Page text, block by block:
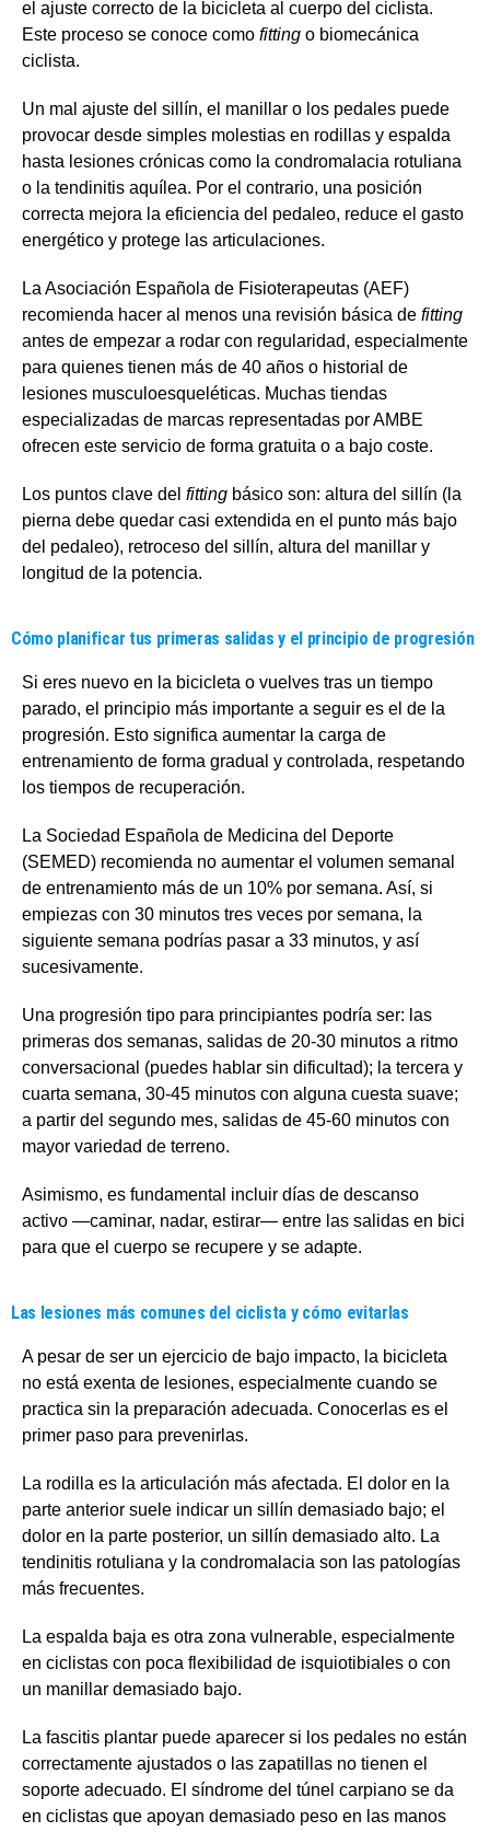
el ajuste correcto de la bicicleta al cuerpo del ciclista.
Este proceso se conoce como fitting o biomecánica
ciclista.
Un mal ajuste del sillín, el manillar o los pedales puede
provocar desde simples molestias en rodillas y espalda
hasta lesiones crónicas como la condromalacia rotuliana
o la tendinitis aquílea. Por el contrario, una posición
correcta mejora la eficiencia del pedaleo, reduce el gasto
energético y protege las articulaciones.
La Asociación Española de Fisioterapeutas (AEF)
recomienda hacer al menos una revisión básica de fitting
antes de empezar a rodar con regularidad, especialmente
para quienes tienen más de 40 años o historial de
lesiones musculoesqueléticas. Muchas tiendas
especializadas de marcas representadas por AMBE
ofrecen este servicio de forma gratuita o a bajo coste.
Los puntos clave del fitting básico son: altura del sillín (la
pierna debe quedar casi extendida en el punto más bajo
del pedaleo), retroceso del sillín, altura del manillar y
longitud de la potencia.
Cómo planificar tus primeras salidas y el principio de progresión
Si eres nuevo en la bicicleta o vuelves tras un tiempo
parado, el principio más importante a seguir es el de la
progresión. Esto significa aumentar la carga de
entrenamiento de forma gradual y controlada, respetando
los tiempos de recuperación.
La Sociedad Española de Medicina del Deporte
(SEMED) recomienda no aumentar el volumen semanal
de entrenamiento más de un 10% por semana. Así, si
empiezas con 30 minutos tres veces por semana, la
siguiente semana podrías pasar a 33 minutos, y así
sucesivamente.
Una progresión tipo para principiantes podría ser: las
primeras dos semanas, salidas de 20-30 minutos a ritmo
conversacional (puedes hablar sin dificultad); la tercera y
cuarta semana, 30-45 minutos con alguna cuesta suave;
a partir del segundo mes, salidas de 45-60 minutos con
mayor variedad de terreno.
Asimismo, es fundamental incluir días de descanso
activo —caminar, nadar, estirar— entre las salidas en bici
para que el cuerpo se recupere y se adapte.
Las lesiones más comunes del ciclista y cómo evitarlas
A pesar de ser un ejercicio de bajo impacto, la bicicleta
no está exenta de lesiones, especialmente cuando se
practica sin la preparación adecuada. Conocerlas es el
primer paso para prevenirlas.
La rodilla es la articulación más afectada. El dolor en la
parte anterior suele indicar un sillín demasiado bajo; el
dolor en la parte posterior, un sillín demasiado alto. La
tendinitis rotuliana y la condromalacia son las patologías
más frecuentes.
La espalda baja es otra zona vulnerable, especialmente
en ciclistas con poca flexibilidad de isquiotibiales o con
un manillar demasiado bajo.
La fascitis plantar puede aparecer si los pedales no están
correctamente ajustados o las zapatillas no tienen el
soporte adecuado. El síndrome del túnel carpiano se da
en ciclistas que apoyan demasiado peso en las manos